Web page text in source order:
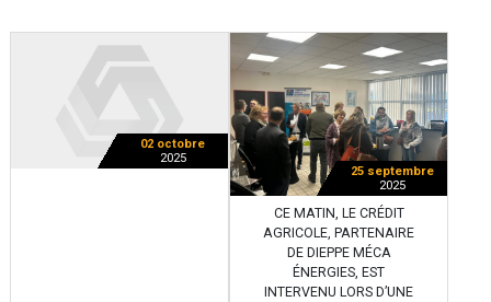
02 octobre
2025
25 septembre
2025
CE MATIN, LE CRÉDIT
AGRICOLE, PARTENAIRE
DE DIEPPE MÉCA
ÉNERGIES, EST
INTERVENU LORS D’UNE